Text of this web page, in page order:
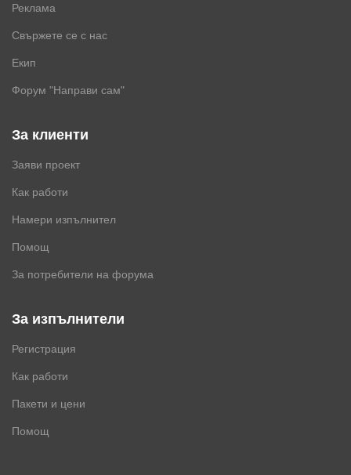
Реклама
Свържете се с нас
Екип
Форум "Направи сам"
За клиенти
Заяви проект
Как работи
Намери изпълнител
Помощ
За потребители на форума
За изпълнители
Регистрация
Как работи
Пакети и цени
Помощ